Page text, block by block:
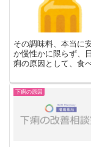
その調味料、本当に
か慢性かに限らず、
痢の原因として、食
下痢の原因